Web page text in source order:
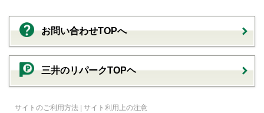
お問い合わせTOPへ
三井のリパークTOPヘ
サイトのご利用方法 | サイト利用上の注意